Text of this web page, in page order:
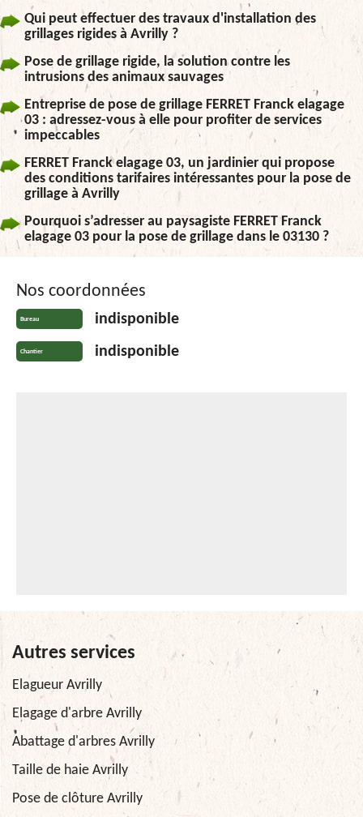
Qui peut effectuer des travaux d'installation des
grillages rigides à Avrilly ?
Pose de grillage rigide, la solution contre les
intrusions des animaux sauvages
Entreprise de pose de grillage FERRET Franck elagage
03 : adressez-vous à elle pour profiter de services
impeccables
FERRET Franck elagage 03, un jardinier qui propose
des conditions tarifaires intéressantes pour la pose de
grillage à Avrilly
Pourquoi s’adresser au paysagiste FERRET Franck
elagage 03 pour la pose de grillage dans le 03130 ?
Nos coordonnées
Bureau indisponible
Chantier indisponible
Autres services
Elagueur Avrilly
Elagage d'arbre Avrilly
Abattage d'arbres Avrilly
Taille de haie Avrilly
Pose de clôture Avrilly